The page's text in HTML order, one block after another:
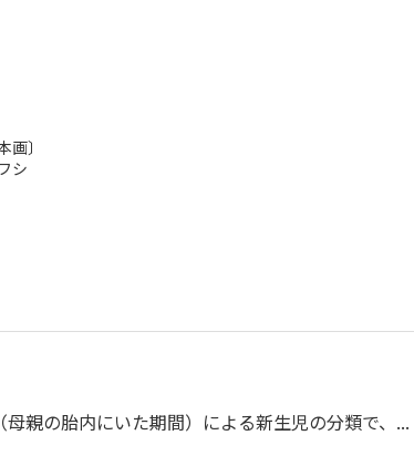
〕
シ
母親の胎内にいた期間）による新生児の分類で、...